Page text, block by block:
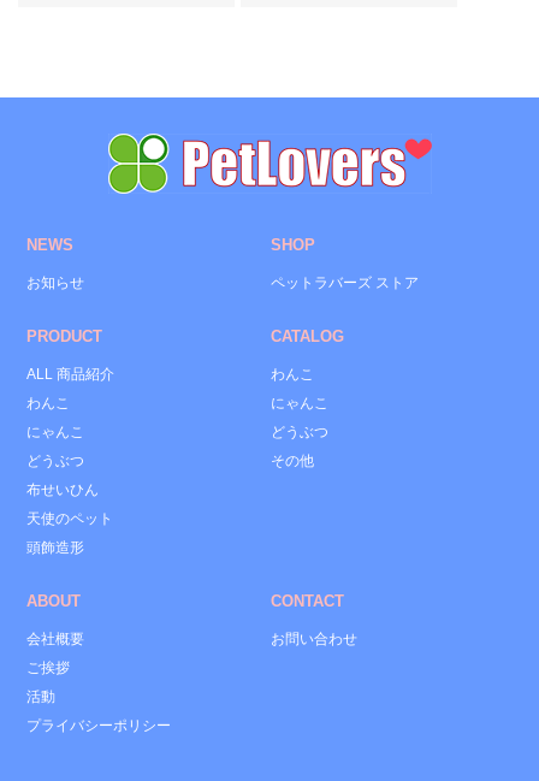
NEWS
お知らせ
SHOP
ペットラバーズ ストア
PRODUCT
ALL 商品紹介
わんこ
にゃんこ
どうぶつ
布せいひん
天使のペット
頭飾造形
CATALOG
わんこ
にゃんこ
どうぶつ
その他
ABOUT
会社概要
ご挨拶
活動
プライバシーポリシー
CONTACT
お問い合わせ